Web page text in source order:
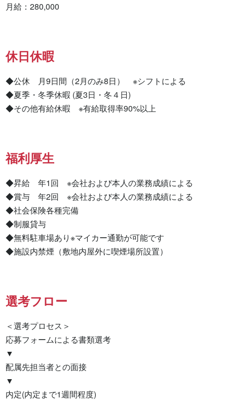
月給：280,000
休日休暇
◆公休　月9日間（2月のみ8日）　※シフトによる
◆夏季・冬季休暇 (夏3日・冬４日)
◆その他有給休暇　※有給取得率90%以上
福利厚生
◆昇給　年1回　※会社および本人の業務成績による
◆賞与　年2回　※会社および本人の業務成績による
◆社会保険各種完備
◆制服貸与
◆無料駐車場あり※マイカー通勤が可能です
◆施設内禁煙（敷地内屋外に喫煙場所設置）
選考フロー
＜選考プロセス＞
応募フォームによる書類選考
▼
配属先担当者との面接
▼
内定(内定まで1週間程度)